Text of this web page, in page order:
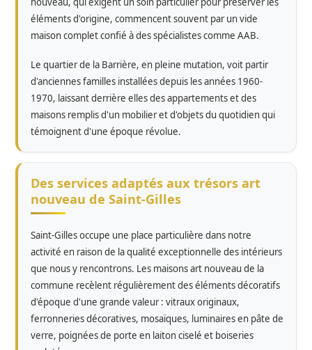
éléments d'origine, commencent souvent par un vide
maison complet confié à des spécialistes comme AAB.
Le quartier de la Barrière, en pleine mutation, voit partir
d'anciennes familles installées depuis les années 1960-
1970, laissant derrière elles des appartements et des
maisons remplis d'un mobilier et d'objets du quotidien qui
témoignent d'une époque révolue.
Des services adaptés aux trésors art
nouveau de Saint-Gilles
Saint-Gilles occupe une place particulière dans notre
activité en raison de la qualité exceptionnelle des intérieurs
que nous y rencontrons. Les maisons art nouveau de la
commune recèlent régulièrement des éléments décoratifs
d'époque d'une grande valeur : vitraux originaux,
ferronneries décoratives, mosaïques, luminaires en pâte de
verre, poignées de porte en laiton ciselé et boiseries